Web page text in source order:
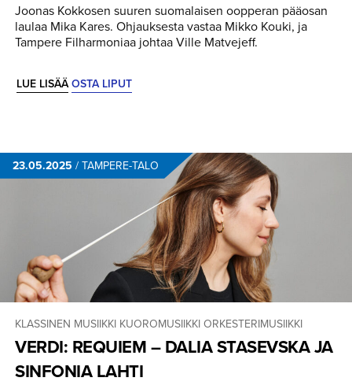
Joonas Kokkosen suuren suomalaisen oopperan pääosan
laulaa Mika Kares. Ohjauksesta vastaa Mikko Kouki, ja
Tampere Filharmoniaa johtaa Ville Matvejeff.
LUE LISÄÄOSTA LIPUT
23.05.2025 /TAMPERE-TALO
KLASSINEN MUSIIKKI KUOROMUSIIKKIORKESTERIMUSIIKKI
VERDI: REQUIEM – DALIA STASEVSKA JA
SINFONIA LAHTI